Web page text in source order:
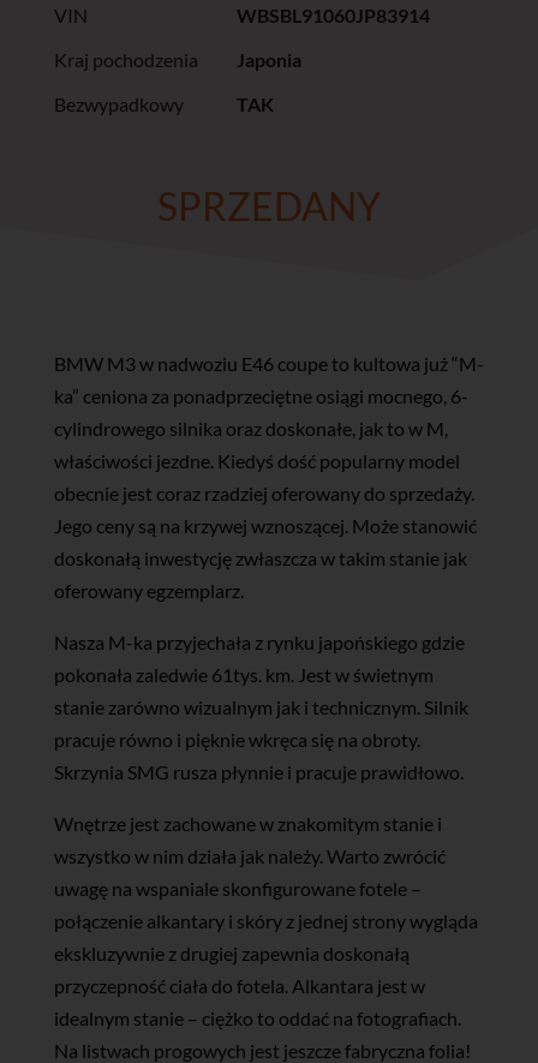
VIN
WBSBL91060JP83914
Kraj pochodzenia
Japonia
Bezwypadkowy
TAK
SPRZEDANY
BMW M3 w nadwoziu E46 coupe to kultowa już “M-
ka” ceniona za ponadprzeciętne osiągi mocnego, 6-
cylindrowego silnika oraz doskonałe, jak to w M,
właściwości jezdne. Kiedyś dość popularny model
obecnie jest coraz rzadziej oferowany do sprzedaży.
Jego ceny są na krzywej wznoszącej. Może stanowić
doskonałą inwestycję zwłaszcza w takim stanie jak
oferowany egzemplarz.
Nasza M-ka przyjechała z rynku japońskiego gdzie
pokonała zaledwie 61tys. km. Jest w świetnym
stanie zarówno wizualnym jak i technicznym. Silnik
pracuje równo i pięknie wkręca się na obroty.
Skrzynia SMG rusza płynnie i pracuje prawidłowo.
Wnętrze jest zachowane w znakomitym stanie i
wszystko w nim działa jak należy. Warto zwrócić
uwagę na wspaniale skonfigurowane fotele –
połączenie alkantary i skóry z jednej strony wygląda
ekskluzywnie z drugiej zapewnia doskonałą
przyczepność ciała do fotela. Alkantara jest w
idealnym stanie – ciężko to oddać na fotografiach.
Na listwach progowych jest jeszcze fabryczna folia!